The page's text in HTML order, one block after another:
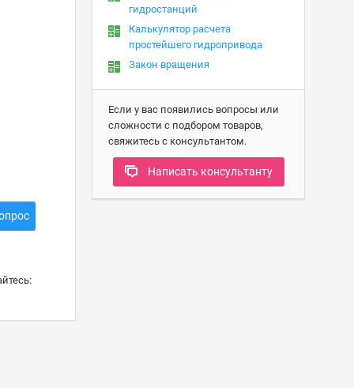
гидростанций
Калькулятор расчета
простейшего гидропривода
Закон вращения
Если у вас появились вопросы или
сложности с подбором товаров,
свяжитесь с консультантом.
Написать консультанту